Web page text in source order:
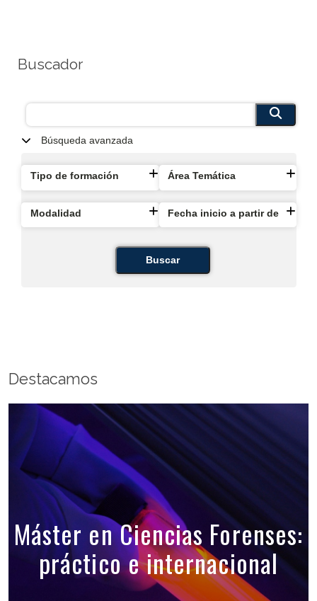
Buscador
Búsqueda avanzada
Tipo de formación Área Temática
Modalidad Fecha inicio a partir de
Buscar
Destacamos
Máster en Ciencias Forenses:
práctico e internacional